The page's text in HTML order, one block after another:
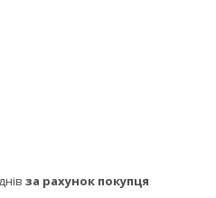
за рахунок покупця